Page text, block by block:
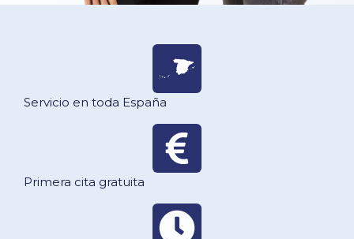
Servicio en toda España
Primera cita gratuita